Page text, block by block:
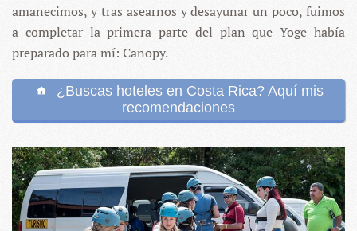
amanecimos, y tras asearnos y desayunar un poco, fuimos
a completar la primera parte del plan que Yoge había
preparado para mí: Canopy.
¿Buscas hoteles en Costa Rica? Aquí mis
recomendaciones